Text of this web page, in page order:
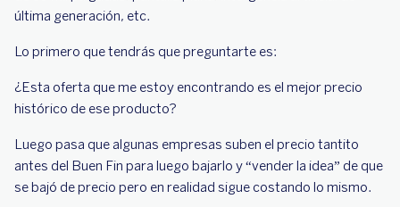
última generación, etc.
Lo primero que tendrás que preguntarte es:
¿Esta oferta que me estoy encontrando es el mejor precio
histórico de ese producto?
Luego pasa que algunas empresas suben el precio tantito
antes del Buen Fin para luego bajarlo y “vender la idea” de que
se bajó de precio pero en realidad sigue costando lo mismo.